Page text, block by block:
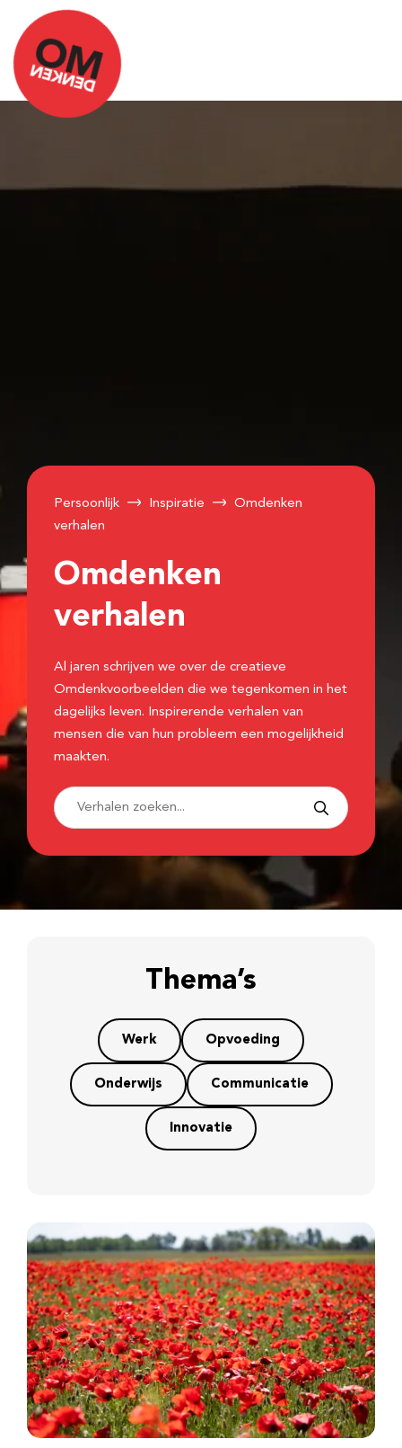
Persoonlijk Inspiratie
Omdenken
verhalen
Omdenken
verhalen
Al jaren schrijven we over de creatieve
Omdenkvoorbeelden die we tegenkomen in het
dagelijks leven. Inspirerende verhalen van
mensen die van hun probleem een mogelijkheid
maakten.
Thema’s
Werk Opvoeding
Onderwijs Communicatie
Innovatie